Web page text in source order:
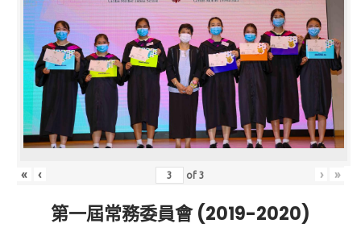
« ‹ of3 › »
第一屆常務委員會 (2019-2020)